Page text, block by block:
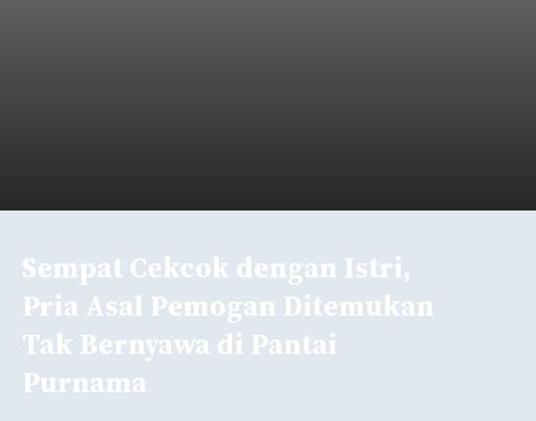
Sempat Cekcok dengan Istri,
Pria Asal Pemogan Ditemukan
Tak Bernyawa di Pantai
Purnama